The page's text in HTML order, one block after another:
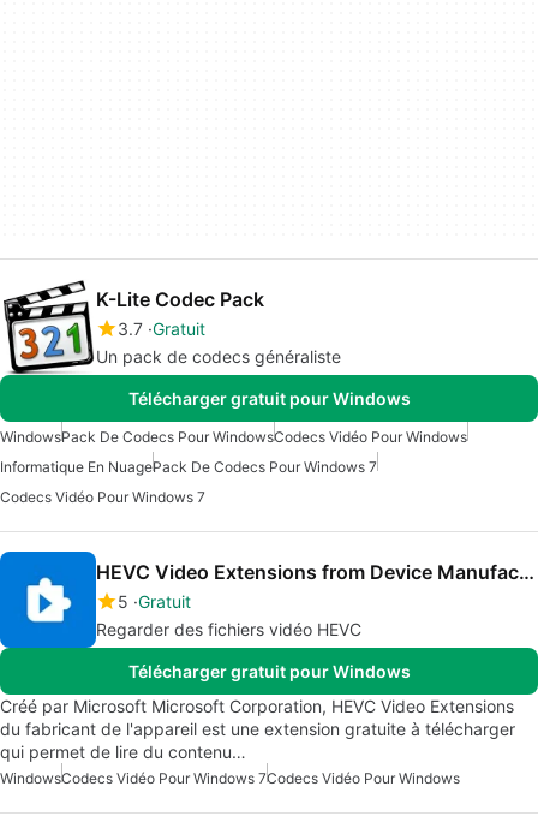
K-Lite Codec Pack
3.7 Gratuit
Un pack de codecs généraliste
Télécharger gratuit pour Windows
WindowsPack De Codecs Pour WindowsCodecs Vidéo Pour Windows
Informatique En NuagePack De Codecs Pour Windows 7
Codecs Vidéo Pour Windows 7
HEVC Video Extensions from Device Manufacturer
5 Gratuit
Regarder des fichiers vidéo HEVC
Télécharger gratuit pour Windows
Créé par Microsoft Microsoft Corporation, HEVC Video Extensions
du fabricant de l'appareil est une extension gratuite à télécharger
qui permet de lire du contenu…
WindowsCodecs Vidéo Pour Windows 7Codecs Vidéo Pour Windows